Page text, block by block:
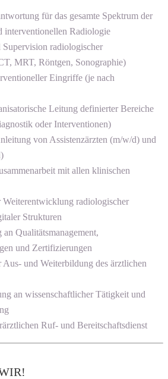
für das gesamte Spektrum der
interventionellen Radiologie
radiologischer
MRT, Röntgen, Sonographie)
Eingriffe (je nach
Leitung definierter Bereiche
oder Interventionen)
von Assistenzärzten (m/w/d) und
mit allen klinischen
radiologischer
Strukturen
Qualitätsmanagement,
und Zertifizierungen
Aus- und Weiterbildung des ärztlichen
an wissenschaftlicher Tätigkeit und
Ruf- und Bereitschaftsdienst